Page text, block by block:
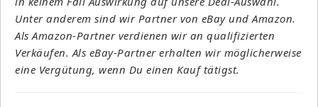
Unter anderem sind wir Partner von eBay und Amazon.
Als Amazon-Partner verdienen wir an qualifizierten
Verkäufen. Als eBay-Partner erhalten wir möglicherweise
eine Vergütung, wenn Du einen Kauf tätigst.